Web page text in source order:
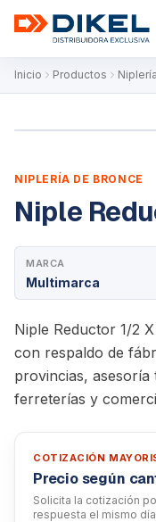
Inicio Productos
NIPLERÍA DE BRONCE
Niple
MARCA
Multimarca
Niple Reductor 1/2
con respaldo de
provincias,
ferreterías y
COTIZACIÓN
Precio según
Solicita la cotización
respuesta el mismo